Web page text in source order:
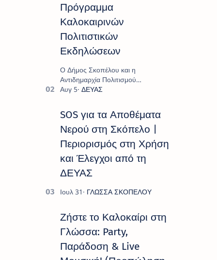
Πρόγραμμα
Καλοκαιρινών
Πολιτιστικών
Εκδηλώσεων
Ο Δήμος Σκοπέλου και η
Αντιδημαρχία Πολιτισμού
παρουσιάζουν το πρόγραμμα «
πρόγραμμα εκδ…
SOS για τα Αποθέματα
Νερού στη Σκόπελο |
Περιορισμός στη Χρήση
και Έλεγχοι από τη
ΔΕΥΑΣ
Ζήστε το Καλοκαίρι στη
Γλώσσα: Party,
Παράδοση & Live